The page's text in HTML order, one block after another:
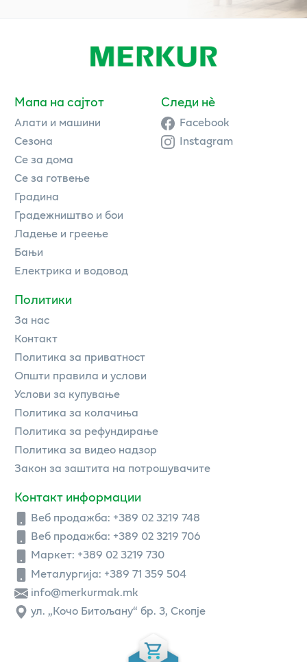
Мапа на сајтот
Алати и машини
Сезона
Се за дома
Се за готвење
Градина
Градежништво и бои
Ладење и греење
Бањи
Електрика и водовод
Политики
За нас
Контакт
Политика за приватност
Општи правила и услови
Услови за купување
Политика за колачиња
Политика за рефундирање
Политика за видео надзор
Закон за заштита на потрошувачите
Контакт информации
Веб продажба: +389 02 3219 748
Веб продажба: +389 02 3219 706
Маркет: +389 02 3219 730
Металургија: +389 71 359 504
info@merkurmak.mk
ул. „Кочо Битољану“ бр. 3, Скопје
Следи нè
Facebook
Instagram